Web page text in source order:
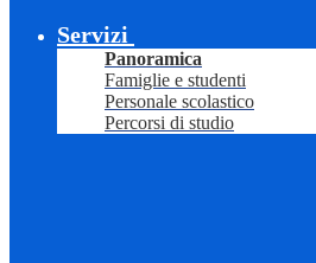
Servizi
Panoramica
Famiglie e studenti
Personale scolastico
Percorsi di studio